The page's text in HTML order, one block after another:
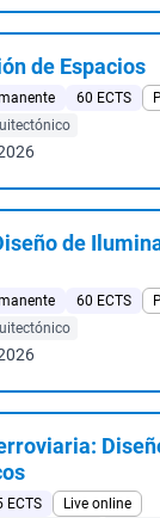
de Espacios
60 ECTS
de
60 ECTS
ECTS
Live online